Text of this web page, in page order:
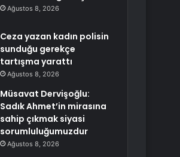
Ağustos 8, 2026
Ceza yazan kadın polisin
sunduğu gerekçe
tartışma yarattı
Ağustos 8, 2026
Müsavat Dervişoğlu:
Sadık Ahmet’in mirasına
sahip çıkmak siyasi
sorumluluğumuzdur
Ağustos 8, 2026